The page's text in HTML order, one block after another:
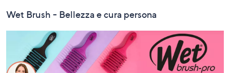
freccia
su
oppure
Wet Brush - Bellezza e cura persona